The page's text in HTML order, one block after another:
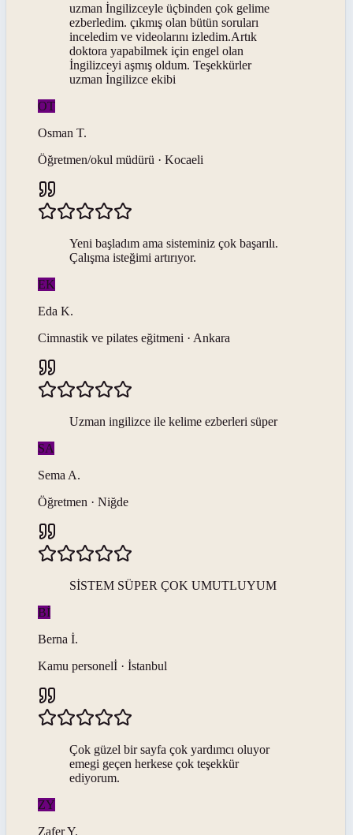
uzman İngilizceyle üçbinden çok gelime
ezberledim. çıkmış olan bütün soruları
inceledim ve videolarını izledim.Artık
doktora yapabilmek için engel olan
İngilizceyi aşmış oldum. Teşekkürler
uzman İngilizce ekibi
OT
Osman T.
Öğretmen/okul müdürü · Kocaeli
Yeni başladım ama sisteminiz çok başarılı.
Çalışma isteğimi artırıyor.
EK
Eda K.
Cimnastik ve pilates eğitmeni · Ankara
Uzman ingilizce ile kelime ezberleri süper
SA
Sema A.
Öğretmen · Niğde
SİSTEM SÜPER ÇOK UMUTLUYUM
Bİ
Berna İ.
Kamu personelİ · İstanbul
Çok güzel bir sayfa çok yardımcı oluyor
emegi geçen herkese çok teşekkür
ediyorum.
ZY
ZaferY.